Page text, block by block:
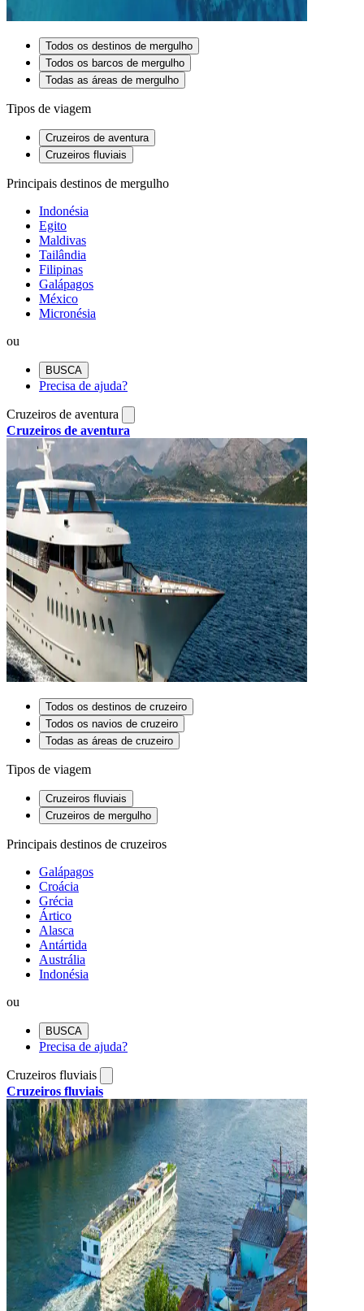
Todos os destinos de mergulho
Todos os barcos de mergulho
Todas as áreas de mergulho
Tipos de viagem
Cruzeiros de aventura
Cruzeiros fluviais
Principais destinos de mergulho
Indonésia
Egito
Maldivas
Tailândia
Filipinas
Galápagos
México
Micronésia
ou
BUSCA
Precisa de ajuda?
Cruzeiros de aventura
Cruzeiros de aventura
Todos os destinos de cruzeiro
Todos os navios de cruzeiro
Todas as áreas de cruzeiro
Tipos de viagem
Cruzeiros fluviais
Cruzeiros de mergulho
Principais destinos de cruzeiros
Galápagos
Croácia
Grécia
Ártico
Alasca
Antártida
Austrália
Indonésia
ou
BUSCA
Precisa de ajuda?
Cruzeiros fluviais
Cruzeiros fluviais